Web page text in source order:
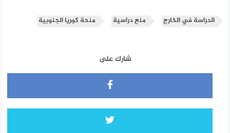
الدراسة في الخارج منح دراسية منحة كوريا الجنوبية
شارك على